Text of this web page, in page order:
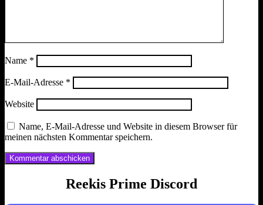
Name *
E-Mail-Adresse *
Website
Name, E-Mail-Adresse und Website in diesem Browser für
meinen nächsten Kommentar speichern.
Reekis Prime Discord